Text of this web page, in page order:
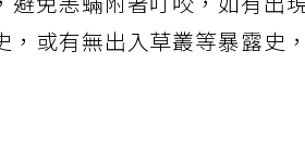
避免恙蟎附著叮咬，如有出
，或有無出入草叢等暴露史